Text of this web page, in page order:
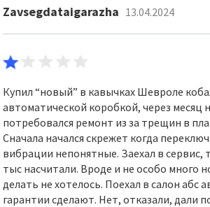
Zavsegdataigarazha 13.04.2024
Купил “новый” в кавычках Шевроле
автоматической коробкой, через месяц
потребовался ремонт из за трещин в
Сначала начался скрежет когда
вибрации непонятные. Заехал в сервис,
тыс насчитали. Вроде и не особо много
делать не хотелось. Поехал в салон абс
гарантии сделают. Нет, отказали, дали